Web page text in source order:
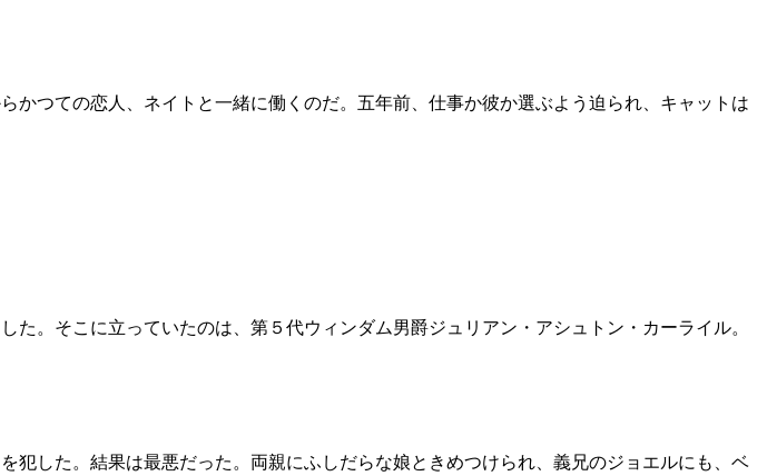
つての恋人、ネイトと一緒に働くのだ。五年前、仕事か彼か選ぶよう迫られ、キャットは
。そこに立っていたのは、第５代ウィンダム男爵ジュリアン・アシュトン・カーライル。
犯した。結果は最悪だった。両親にふしだらな娘ときめつけられ、義兄のジョエルにも、ベ